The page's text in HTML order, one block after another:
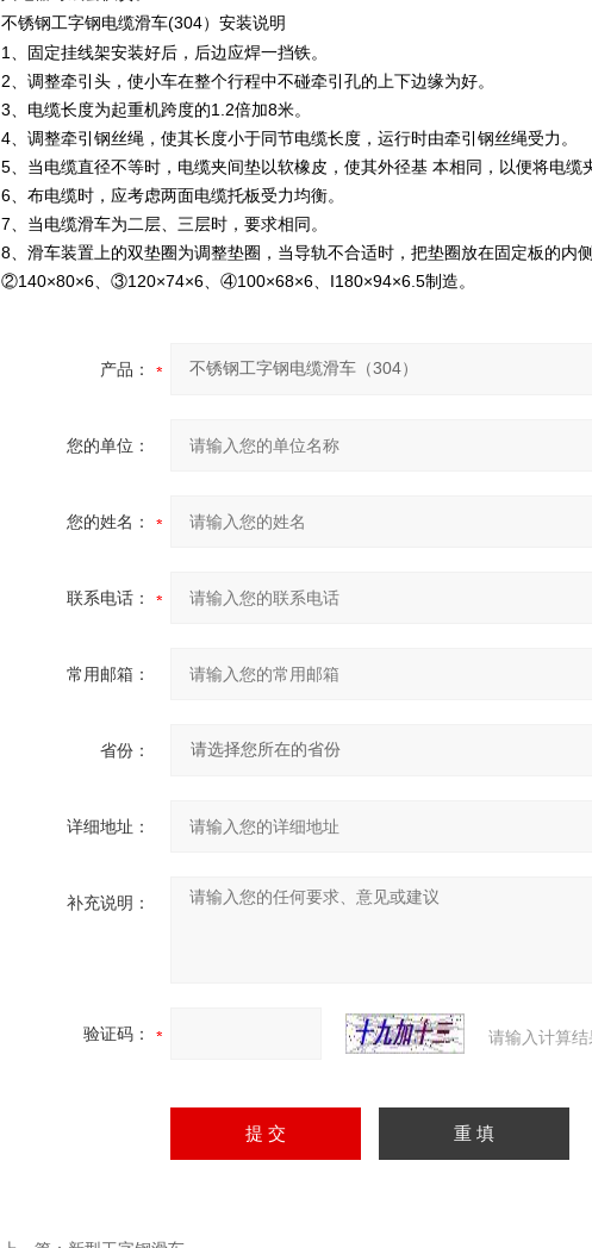
不锈钢工字钢电缆滑车(304） 安装说明
1、固定挂线架安装好后，后边应焊一挡铁。
2、调整牵引头，使小车在整个行程中不碰牵引孔的上下边缘为好。
3、电缆长度为起重机跨度的1.2倍加8米。
4、调整牵引钢丝绳，使其长度小于同节电缆长度，运行时由牵引钢丝绳受力。
5、当电缆直径不等时，电缆夹间垫以软橡皮，使其外径基 本相同，以便将电缆
6、布电缆时，应考虑两面电缆托板受力均衡。
7、当电缆滑车为二层、三层时，要求相同。
8、滑车装置上的双垫圈为调整垫圈，当导轨不合适时，把垫圈放在固定板的内
②140×80×6、③120×74×6、④100×68×6、I180×94×6.5制造。
产品：
您的单位：
您的姓名：
联系电话：
常用邮箱：
省份：
详细地址：
补充说明：
验证码： 请输入计算